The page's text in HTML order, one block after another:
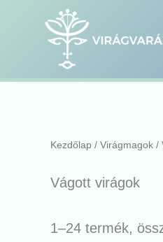
Kezdőlap / Virágmagok /
Vágott virágok
1–24 termék,